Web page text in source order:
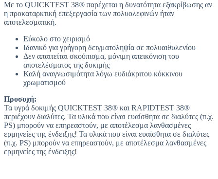
Με το QUICKTEST 38® παρέχεται η δυνατότητα εξακρίβωσης αν
η προκαταρκτική επεξεργασία των πολυολεφινών ήταν
αποτελεσματική.
Εύκολο στο χειρισμό
Ιδανικό για γρήγορη δειγματοληψία σε πολυαιθυλενίου
Δεν απαιτείται σκούπισμα, μόνιμη απεικόνιση του
αποτελέσματος της δοκιμής
Καλή αναγνωσιμότητα λόγω ευδιάκριτου κόκκινου
χρωματισμού
Προσοχή:
Τα υγρά δοκιμής QUICKTEST 38® και RAPIDTEST 38®
περιέχουν διαλύτες. Τα υλικά που είναι ευαίσθητα σε διαλύτες (π.χ.
PS) μπορούν να επηρεαστούν, με αποτέλεσμα λανθασμένες
ερμηνείες της ένδειξης! Τα υλικά που είναι ευαίσθητα σε διαλύτες
(π.χ. PS) μπορούν να επηρεαστούν, με αποτέλεσμα λανθασμένες
ερμηνείες της ένδειξης!